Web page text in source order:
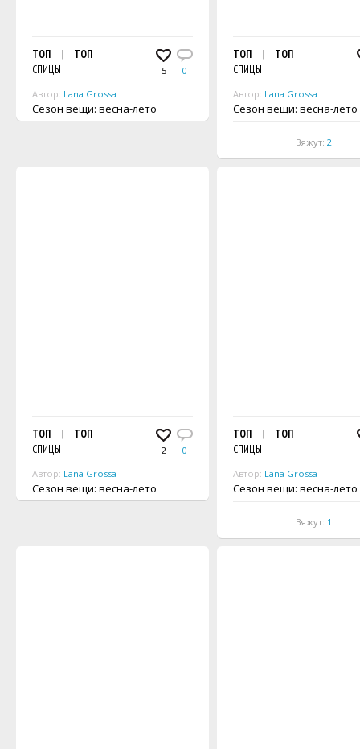
5 0
ТОП
ТОП
СПИЦЫ
Автор: Lana Grossa
Сезон вещи: весна-лето
ТОП
ТОП
СПИЦЫ
Автор: Lana Grossa
Сезон вещи: весна-лето
Вяжут: 2
2 0
ТОП
ТОП
СПИЦЫ
Автор: Lana Grossa
Сезон вещи: весна-лето
ТОП
ТОП
СПИЦЫ
Автор: Lana Grossa
Сезон вещи: весна-лето
Вяжут: 1